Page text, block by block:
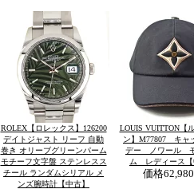
ROLEX【ロレックス】126200
デイトジャスト リーフ 自動
巻き オリーブグリーンパーム
モチーフ文字盤 ステンレスス
チール ランダムシリアル メ
ンズ腕時計【中古】
LOUIS VUITTON【
ン】M77807 キャ
デー ノワール
ム レディース【
価格